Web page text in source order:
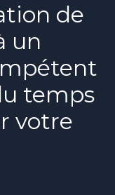
de
un
temps
votre